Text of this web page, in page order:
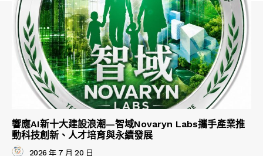
響應AI新十大建設浪潮—智域Novaryn Labs攜手產業推
動科技創新、人才培育與永續發展
2026 年 7 月 20 日